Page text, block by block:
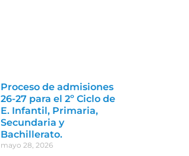
Proceso de admisiones
26-27 para el 2º Ciclo de
E. Infantil, Primaria,
Secundaria y
Bachillerato.
mayo 28, 2026